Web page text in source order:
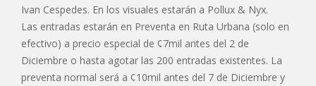
Ivan Cespedes. En los visuales estarán a Pollux & Nyx.
Las entradas estarán en Preventa en Ruta Urbana (solo en
efectivo) a precio especial de ¢7mil antes del 2 de
Diciembre o hasta agotar las 200 entradas existentes. La
preventa normal será a ¢10mil antes del 7 de Diciembre y